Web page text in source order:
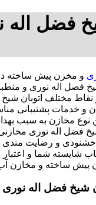
فضل اله
و مخزن پیش ساخته
فضل اله نوری و
مختلف اتوبان شیخ
زمان و خدمات
نوع مخازن به سبب
را معرفی
خشنودی و رضایت
شایسته شما و
ساخته و مخازن آب
شیخ فضل اله نوری